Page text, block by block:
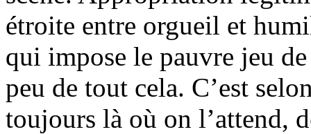
étroite entre orgueil et
qui impose le pauvre jeu
peu de tout cela. C’est
toujours là où on l’attend,